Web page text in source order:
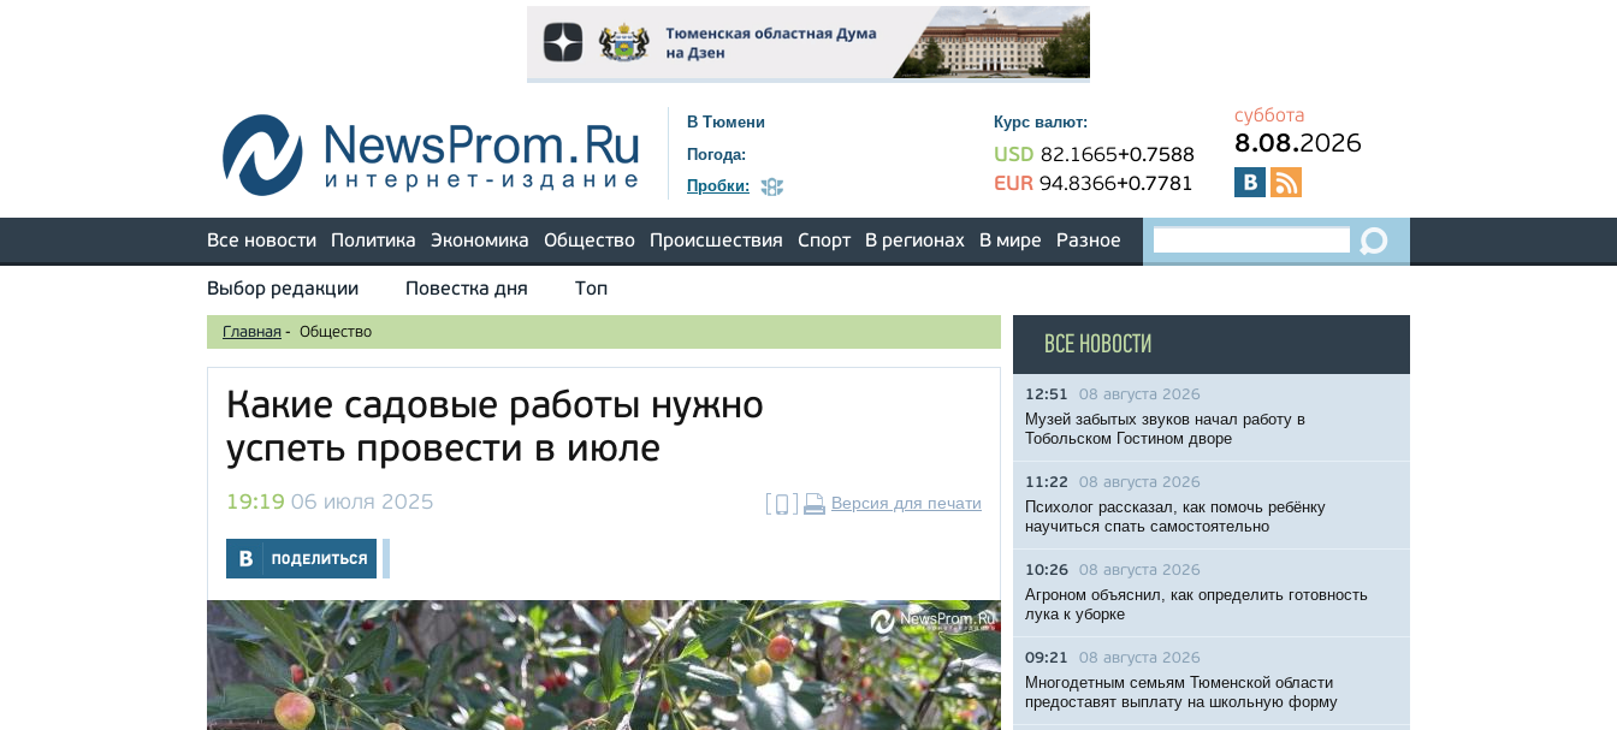
В Тюмени
Погода:
Пробки:
Курс валют:
USD 82.1665+0.7588
EUR 94.8366+0.7781
суббота
8.08.2026
Все новости Политика Экономика Общество Происшествия Спорт В регионах В мире Разное
Выбор редакции Повестка дня Топ
Главная - Общество
Какие садовые работы нужно
успеть провести в июле
19:19 06 июля 2025 Версия для печати
ВСЕ НОВОСТИ
12:51 08 августа 2026
Музей забытых звуков начал работу в
Тобольском Гостином дворе
11:22 08 августа 2026
Психолог рассказал, как помочь ребёнку
научиться спать самостоятельно
10:26 08 августа 2026
Агроном объяснил, как определить готовность
лука к уборке
09:21 08 августа 2026
Многодетным семьям Тюменской области
предоставят выплату на школьную форму